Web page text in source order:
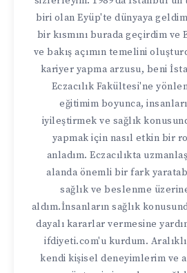
biri olan Eyüp'te dünyaya
bir kısmını burada geçirdim
ve bakış açımın temelini
kariyer yapma arzusu, beni
Eczacılık Fakültesi'ne
eğitimim boyunca,
iyileştirmek ve sağlık
yapmak için nasıl etkin bir
anladım. Eczacılıkta
alanda önemli bir fark
sağlık ve beslenme
aldım.İnsanların sağlık
dayalı kararlar vermesine
ifdiyeti.com'u kurdum.
kendi kişisel deneyimlerim ve